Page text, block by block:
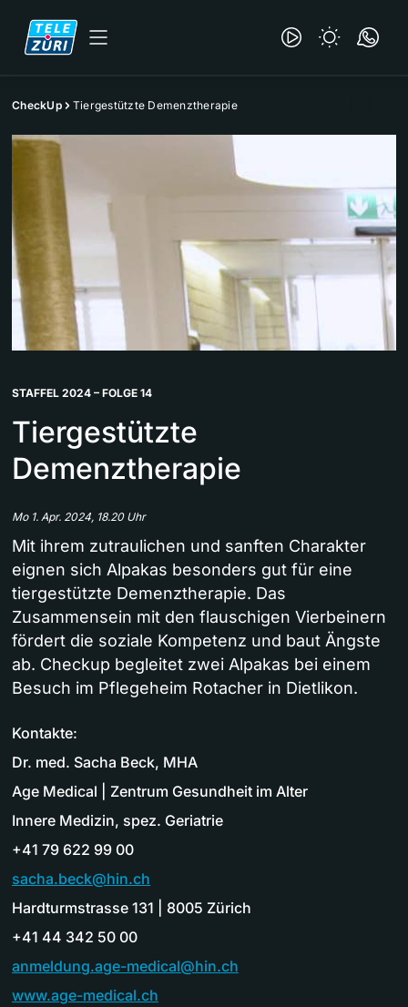
CheckUp Tiergestützte Demenztherapie
STAFFEL 2024 – FOLGE 14
Tiergestützte
Demenztherapie
Mo 1. Apr. 2024, 18.20 Uhr
Mit ihrem zutraulichen und sanften Charakter
eignen sich Alpakas besonders gut für eine
tiergestützte Demenztherapie. Das
Zusammensein mit den flauschigen Vierbeinern
fördert die soziale Kompetenz und baut Ängste
ab. Checkup begleitet zwei Alpakas bei einem
Besuch im Pflegeheim Rotacher in Dietlikon.
Kontakte:
Dr. med. Sacha Beck, MHA
Age Medical | Zentrum Gesundheit im Alter
Innere Medizin, spez. Geriatrie
+41 79 622 99 00
sacha.beck@hin.ch
Hardturmstrasse 131 | 8005 Zürich
+41 44 342 50 00
anmeldung.age-medical@hin.ch
www.age-medical.ch